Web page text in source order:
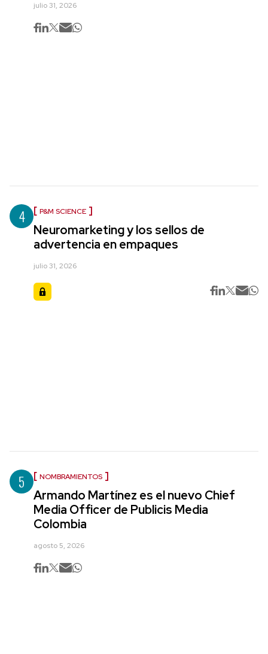
julio 31, 2026
4 P&M SCIENCE
Neuromarketing y los sellos de
advertencia en empaques
julio 31, 2026
5 NOMBRAMIENTOS
Armando Martínez es el nuevo Chief
Media Officer de Publicis Media
Colombia
agosto 5, 2026